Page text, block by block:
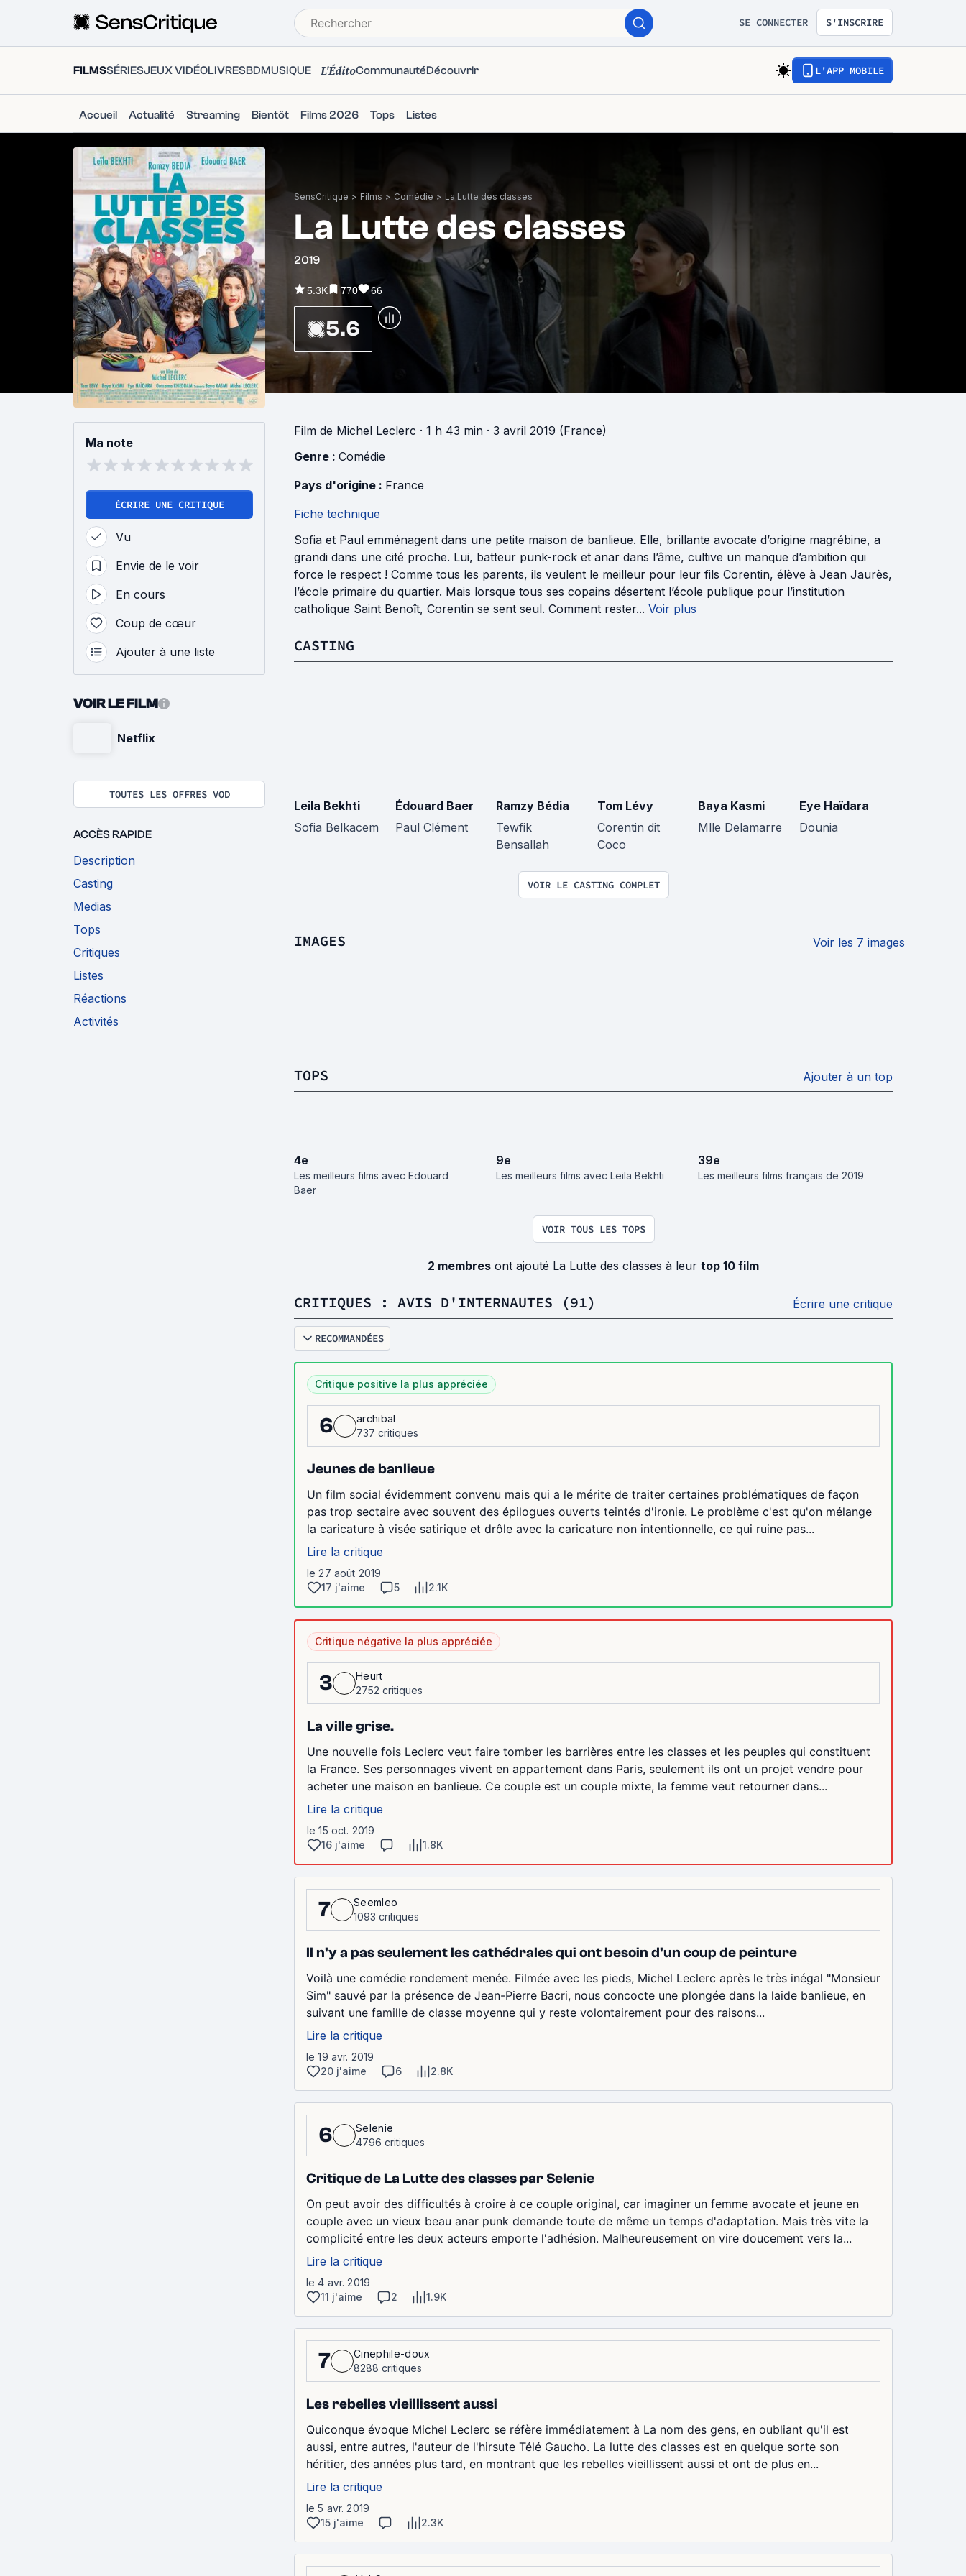
SE CONNECTER S'INSCRIRE
FILMSSÉRIESJEUX VIDÉOLIVRESBDMUSIQUE L'ÉditoCommunautéDécouvrir L'APP MOBILE
Accueil Actualité Streaming Bientôt Films 2026 Tops Listes
SensCritique > Films > Comédie > La Lutte des classes
La Lutte des classes
2019
5.3K 770 66
5.6
Ma note
ÉCRIRE UNE CRITIQUE
Vu
Envie de le voir
En cours
Coup de cœur
Ajouter à une liste
VOIR LE FILM
Netflix
TOUTES LES OFFRES VOD
ACCÈS RAPIDE
Description
Casting
Medias
Tops
Critiques
Listes
Réactions
Activités
Film de Michel Leclerc · 1 h 43 min · 3 avril 2019 (France)
Genre : Comédie
Pays d'origine : France
Fiche technique
Sofia et Paul emménagent dans une petite maison de banlieue. Elle, brillante avocate d’origine magrébine, a
grandi dans une cité proche. Lui, batteur punk-rock et anar dans l’âme, cultive un manque d’ambition qui
force le respect ! Comme tous les parents, ils veulent le meilleur pour leur fils Corentin, élève à Jean Jaurès,
l’école primaire du quartier. Mais lorsque tous ses copains désertent l’école publique pour l’institution
catholique Saint Benoît, Corentin se sent seul. Comment rester... Voir plus
CASTING
Leila Bekhti
Sofia Belkacem
Édouard Baer
Paul Clément
Ramzy Bédia
Tewfik
Bensallah
Tom Lévy
Corentin dit
Coco
Baya Kasmi
Mlle Delamarre
Eye Haïdara
Dounia
VOIR LE CASTING COMPLET
IMAGES Voir les 7 images
TOPS Ajouter à un top
4e
Les meilleurs films avec Edouard
Baer
9e
Les meilleurs films avec Leila Bekhti
39e
Les meilleurs films français de 2019
VOIR TOUS LES TOPS
2 membres ont ajouté La Lutte des classes à leur top 10 film
CRITIQUES : AVIS D'INTERNAUTES (91) Écrire une critique
RECOMMANDÉES
Critique positive la plus appréciée
6
archibal
737 critiques
Jeunes de banlieue
Un film social évidemment convenu mais qui a le mérite de traiter certaines problématiques de façon
pas trop sectaire avec souvent des épilogues ouverts teintés d'ironie. Le problème c'est qu'on mélange
la caricature à visée satirique et drôle avec la caricature non intentionnelle, ce qui ruine pas...
Lire la critique
le 27 août 2019
17 j'aime
5 2.1K
Critique négative la plus appréciée
3
Heurt
2752 critiques
La ville grise.
Une nouvelle fois Leclerc veut faire tomber les barrières entre les classes et les peuples qui constituent
la France. Ses personnages vivent en appartement dans Paris, seulement ils ont un projet vendre pour
acheter une maison en banlieue. Ce couple est un couple mixte, la femme veut retourner dans...
Lire la critique
le 15 oct. 2019
16 j'aime
1.8K
7
Seemleo
1093 critiques
Il n'y a pas seulement les cathédrales qui ont besoin d'un coup de peinture
Voilà une comédie rondement menée. Filmée avec les pieds, Michel Leclerc après le très inégal "Monsieur
Sim" sauvé par la présence de Jean-Pierre Bacri, nous concocte une plongée dans la laide banlieue, en
suivant une famille de classe moyenne qui y reste volontairement pour des raisons...
Lire la critique
le 19 avr. 2019
20 j'aime
6 2.8K
6
Selenie
4796 critiques
Critique de La Lutte des classes par Selenie
On peut avoir des difficultés à croire à ce couple original, car imaginer un femme avocate et jeune en
couple avec un vieux beau anar punk demande toute de même un temps d'adaptation. Mais très vite la
complicité entre les deux acteurs emporte l'adhésion. Malheureusement on vire doucement vers la...
Lire la critique
le 4 avr. 2019
11 j'aime
2 1.9K
7
Cinephile-doux
8288 critiques
Les rebelles vieillissent aussi
Quiconque évoque Michel Leclerc se réfère immédiatement à La nom des gens, en oubliant qu'il est
aussi, entre autres, l'auteur de l'hirsute Télé Gaucho. La lutte des classes est en quelque sorte son
héritier, des années plus tard, en montrant que les rebelles vieillissent aussi et ont de plus en...
Lire la critique
le 5 avr. 2019
15 j'aime
2.3K